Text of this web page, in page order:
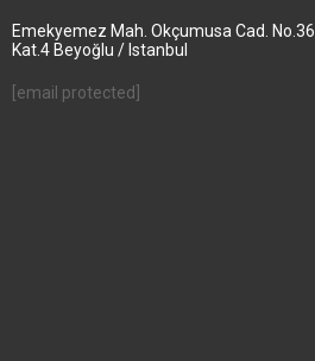
Emekyemez Mah. Okçumusa Cad. No.36
Kat.4 Beyoğlu / Istanbul
[email protected]